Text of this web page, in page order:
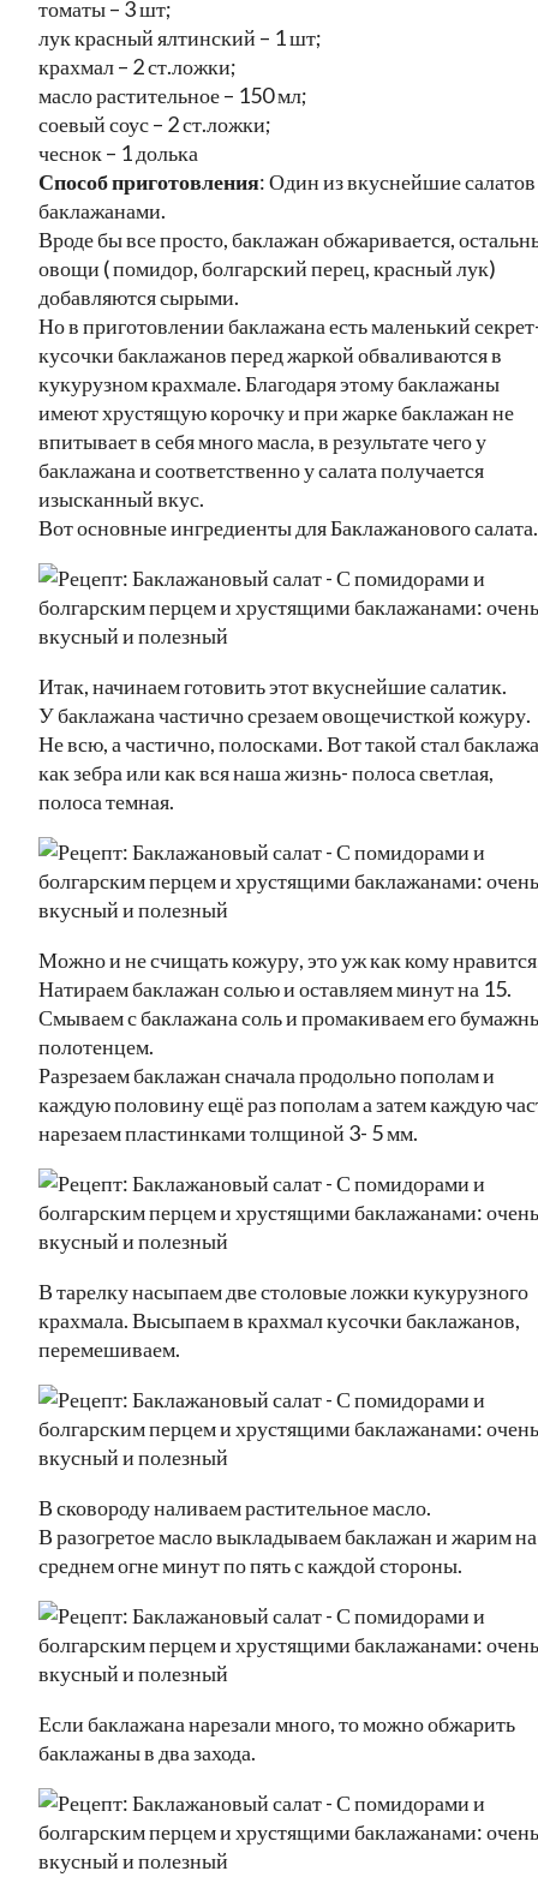
томаты – 3 шт;
лук красный ялтинский – 1 шт;
крахмал – 2 ст.ложки;
масло растительное – 150 мл;
соевый соус – 2 ст.ложки;
чеснок – 1 долька
Способ приготовления: Один из вкуснейшие салатов
баклажанами.
Вроде бы все просто, баклажан обжаривается,
овощи ( помидор, болгарский перец, красный лук)
добавляются сырыми.
Но в приготовлении баклажана есть маленький
кусочки баклажанов перед жаркой обваливаются в
кукурузном крахмале. Благодаря этому баклажаны
имеют хрустящую корочку и при жарке баклажан не
впитывает в себя много масла, в результате чего у
баклажана и соответственно у салата получается
изысканный вкус.
Вот основные ингредиенты для Баклажанового салата.
Итак, начинаем готовить этот вкуснейшие салатик.
У баклажана частично срезаем овощечисткой кожуру.
Не всю, а частично, полосками. Вот такой стал
как зебра или как вся наша жизнь- полоса светлая,
полоса темная.
Можно и не счищать кожуру, это уж как кому
Натираем баклажан солью и оставляем минут на 15.
Смываем с баклажана соль и промакиваем его
полотенцем.
Разрезаем баклажан сначала продольно пополам и
каждую половину ещё раз пополам а затем каждую
нарезаем пластинками толщиной 3- 5 мм.
В тарелку насыпаем две столовые ложки кукурузного
крахмала. Высыпаем в крахмал кусочки баклажанов,
перемешиваем.
В сковороду наливаем растительное масло.
В разогретое масло выкладываем баклажан и жарим на
среднем огне минут по пять с каждой стороны.
Если баклажана нарезали много, то можно обжарить
баклажаны в два захода.